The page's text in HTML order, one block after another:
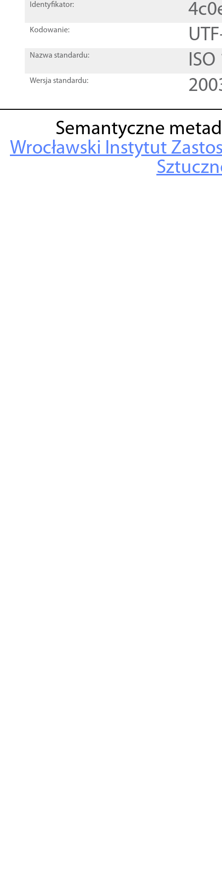
Identyfikator:
Kodowanie:
Nazwa standardu:
Wersja standardu:
Semantyczne
Wrocławski Instytut